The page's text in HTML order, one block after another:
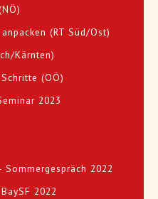
(RT Süd/Ost)
Kärnten)
(OÖ)
2023
2022
2022